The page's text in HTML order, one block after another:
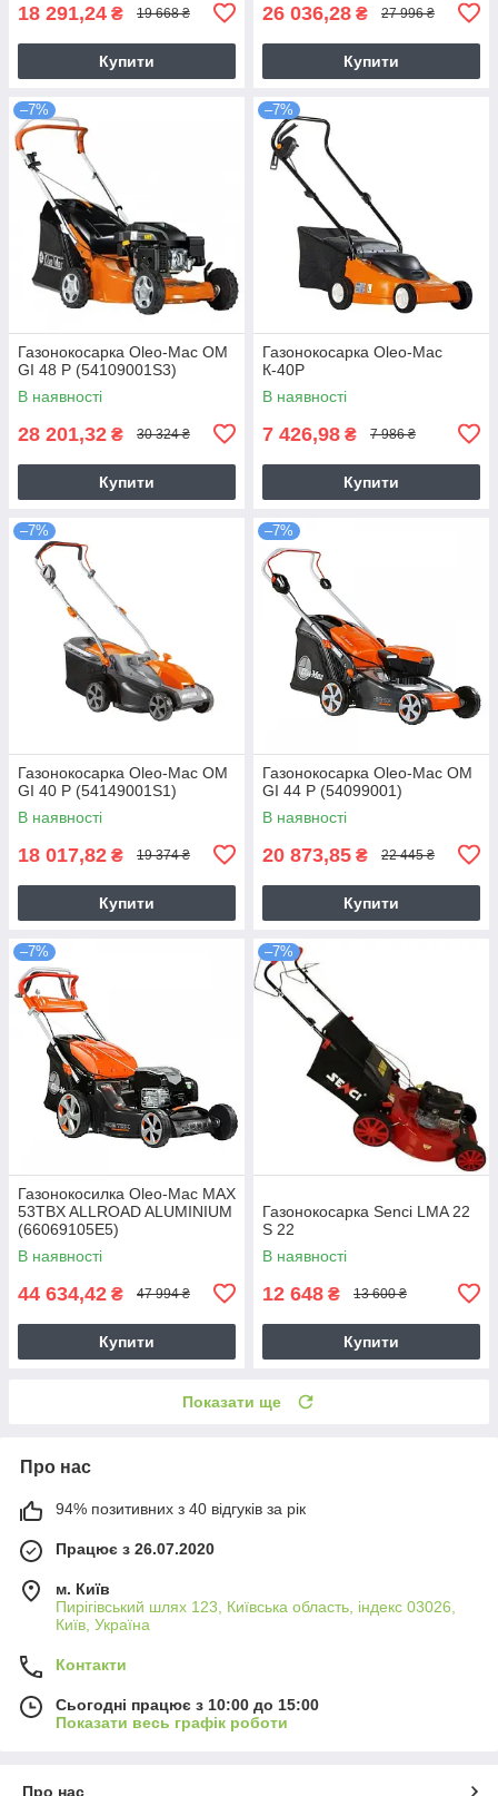
18 291,24 ₴ 19 668 ₴
Купити
26 036,28 ₴ 27 996 ₴
Купити
–7%
Газонокосарка Oleo-Mac OM
GI 48 P (54109001S3)
В наявності
28 201,32 ₴ 30 324 ₴
Купити
–7%
Газонокосарка Oleo-Mac
К-40Р
В наявності
7 426,98 ₴ 7 986 ₴
Купити
–7%
Газонокосарка Oleo-Mac OM
GI 40 P (54149001S1)
В наявності
18 017,82 ₴ 19 374 ₴
Купити
–7%
Газонокосарка Oleo-Mac OM
GI 44 P (54099001)
В наявності
20 873,85 ₴ 22 445 ₴
Купити
–7%
Газонокосилка Оlео-Маc MAX
53TBX ALLROAD ALUMINIUM
(66069105E5)
В наявності
44 634,42 ₴ 47 994 ₴
Купити
–7%
Газонокосарка Senci LMA 22
S 22
В наявності
12 648 ₴ 13 600 ₴
Купити
Показати ще
Про нас
94% позитивних з 40 відгуків за рік
Працює з 26.07.2020
м. Київ
Пирігівський шлях 123, Київська область, індекс 03026,
Київ, Україна
Контакти
Сьогодні працює з 10:00 до 15:00
Показати весь графік роботи
Про нас